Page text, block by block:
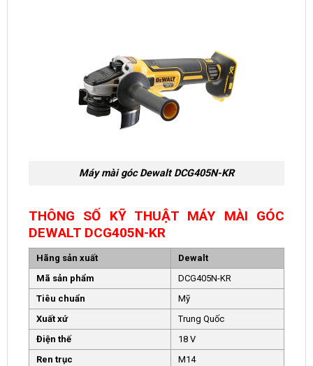
Máy mài góc Dewalt DCG405N-KR
THÔNG SỐ KỸ THUẬT MÁY MÀI GÓC
DEWALT DCG405N-KR
Hãng sản xuất
Dewalt
Mã sản phẩm
DCG405N-KR
Tiêu chuẩn
Mỹ
Xuất xứ
Trung Quốc
Điện thế
18 V
Ren trục
M14